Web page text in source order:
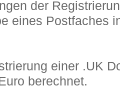
der
eines Postfaches
einer .UK
berechnet.